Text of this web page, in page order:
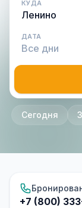
КУДА
ДАТА
Сегодня
+7 (800)